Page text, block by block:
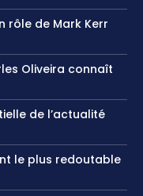
rôle de Mark Kerr
Oliveira connaît
de l’actualité
le plus redoutable